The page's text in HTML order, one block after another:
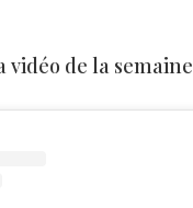
vidéo de la semaine